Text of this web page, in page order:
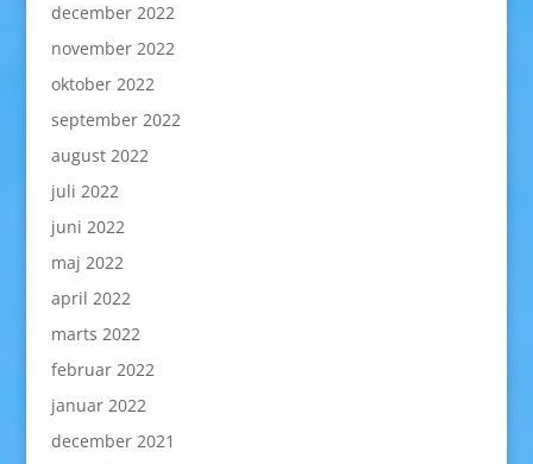
december 2022
november 2022
oktober 2022
september 2022
august 2022
juli 2022
juni 2022
maj 2022
april 2022
marts 2022
februar 2022
januar 2022
december 2021